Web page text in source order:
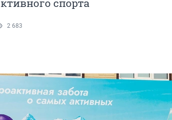
спорта
2 683